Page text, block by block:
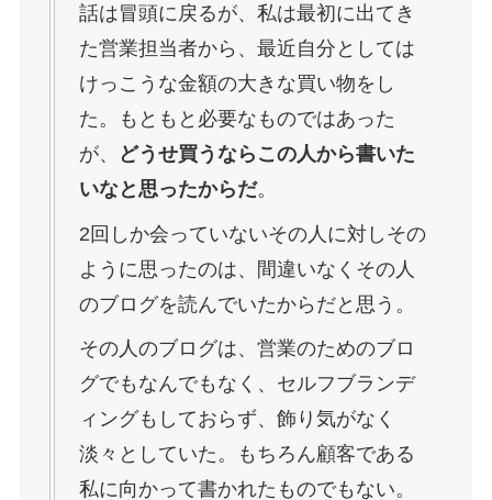
話は冒頭に戻るが、私は最初に出てき
た営業担当者から、最近自分としては
けっこうな金額の大きな買い物をし
た。もともと必要なものではあった
が、
どうせ買うならこの人から書いた
いなと思ったからだ。
2回しか会っていないその人に対しその
ように思ったのは、間違いなくその人
のブログを読んでいたからだと思う。
その人のブログは、営業のためのブロ
グでもなんでもなく、セルフブランデ
ィングもしておらず、飾り気がなく
淡々としていた。もちろん顧客である
私に向かって書かれたものでもない。